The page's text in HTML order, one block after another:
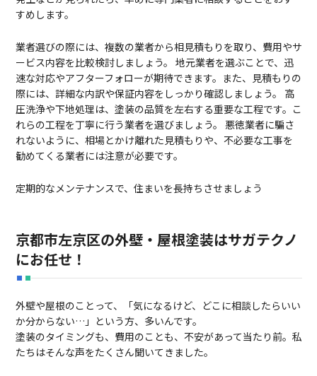
すめします。
業者選びの際には、複数の業者から相見積もりを取り、費用やサ
ービス内容を比較検討しましょう。 地元業者を選ぶことで、迅
速な対応やアフターフォローが期待できます。また、見積もりの
際には、詳細な内訳や保証内容をしっかり確認しましょう。 高
圧洗浄や下地処理は、塗装の品質を左右する重要な工程です。こ
れらの工程を丁寧に行う業者を選びましょう。 悪徳業者に騙さ
れないように、相場とかけ離れた見積もりや、不必要な工事を
勧めてくる業者には注意が必要です。
定期的なメンテナンスで、住まいを長持ちさせましょう
京都市左京区の外壁・屋根塗装はサガテクノ
にお任せ！
外壁や屋根のことって、「気になるけど、どこに相談したらいい
か分からない…」という方、多いんです。
塗装のタイミングも、費用のことも、不安があって当たり前。私
たちはそんな声をたくさん聞いてきました。